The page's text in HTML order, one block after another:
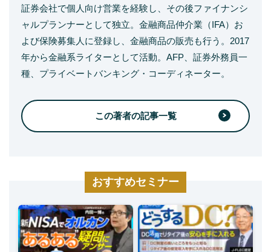
証券会社で個人向け営業を経験し、その後ファイナンシ
ャルプランナーとして独立。金融商品仲介業（IFA）お
よび保険募集人に登録し、金融商品の販売も行う。2017
年から金融系ライターとして活動。AFP、証券外務員一
種、プライベートバンキング・コーディネーター。
この著者の記事一覧
おすすめセミナー